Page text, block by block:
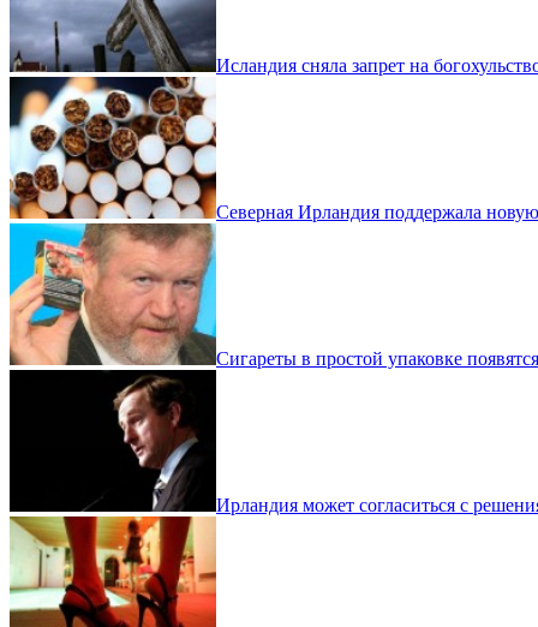
Исландия сняла запрет на
Северная Ирландия поддержала
Сигареты в простой упаковке
Ирландия может согласиться с